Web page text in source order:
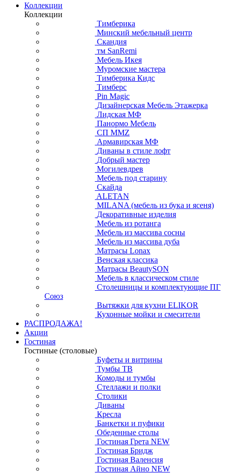
Коллекции
Коллекции
Тимберика
Минский мебельный центр
Скандия
тм SanRemi
Мебель Икея
Муромские мастера
Тимберика Кидс
Тимберс
Pin Magic
Дизайнерская Мебель Этажерка
Лидская МФ
Панормо Мебель
СП ММZ
Армавирская МФ
Диваны в стиле лофт
Добрый мастер
Могилевдрев
Мебель под старину
Скайда
ALETAN
MILANA (мебель из бука и ясеня)
Декоративные изделия
Мебель из ротанга
Мебель из массива сосны
Мебель из массива дуба
Матрасы Lonax
Венская классика
Матрасы BeautySON
Мебель в классическом стиле
Столешницы и комплектующие ПГ
Союз
Вытяжки для кухни ELIKOR
Кухонные мойки и смесители
РАСПРОДАЖА!
Акции
Гостиная
Гостиные (столовые)
Буфеты и витрины
Тумбы ТВ
Комоды и тумбы
Стеллажи и полки
Столики
Диваны
Кресла
Банкетки и пуфики
Обеденные столы
Гостиная Грета NEW
Гостиная Бридж
Гостиная Валенсия
Гостиная Айно NEW